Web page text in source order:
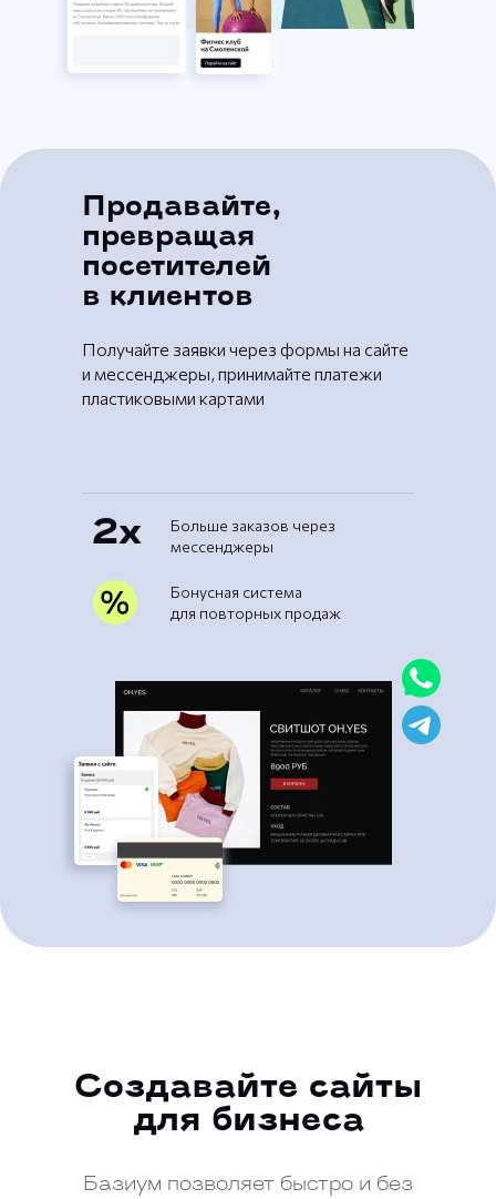
Продавайте,
превращая
посетителей
в клиентов
Получайте заявки через формы на сайте
и мессенджеры, принимайте платежи
пластиковыми картами
Больше заказов через
мессенджеры
2x
Бонусная система
для повторных продаж
Создавайте сайты
для бизнеса
Базиум позволяет быстро и без